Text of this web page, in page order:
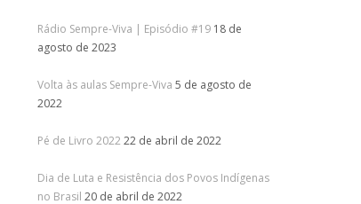
Rádio Sempre-Viva | Episódio #19 18 de
agosto de 2023
Volta às aulas Sempre-Viva 5 de agosto de
2022
Pé de Livro 2022 22 de abril de 2022
Dia de Luta e Resistência dos Povos Indígenas
no Brasil 20 de abril de 2022